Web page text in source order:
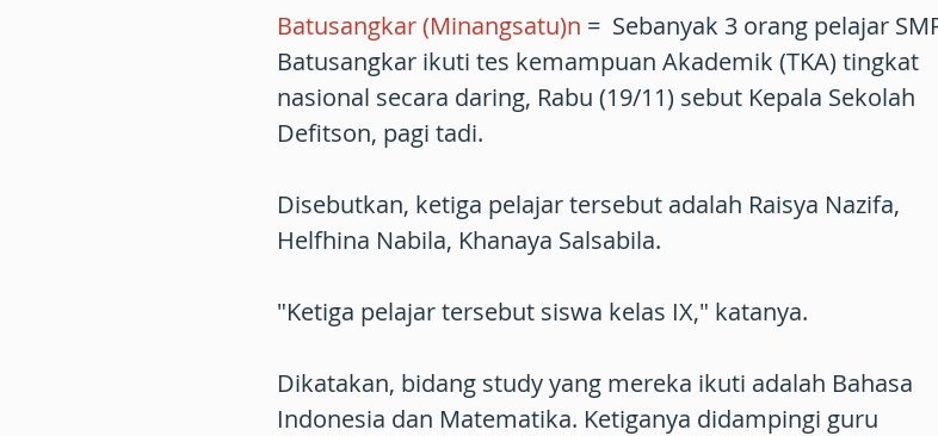
Batusangkar (Minangsatu)n = Sebanyak 3 orang pelajar
Batusangkar ikuti tes kemampuan Akademik (TKA) tingkat
nasional secara daring, Rabu (19/11) sebut Kepala Sekolah
Defitson, pagi tadi.
Disebutkan, ketiga pelajar tersebut adalah Raisya Nazifa,
Helfhina Nabila, Khanaya Salsabila.
"Ketiga pelajar tersebut siswa kelas IX," katanya.
Dikatakan, bidang study yang mereka ikuti adalah Bahasa
Indonesia dan Matematika. Ketiganya didampingi guru